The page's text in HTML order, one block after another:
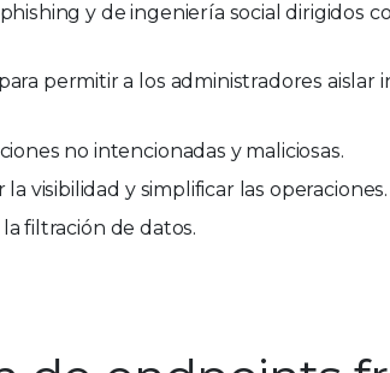
y de ingeniería social dirigidos
permitir a los administradores aislar
no intencionadas y maliciosas.
visibilidad y simplificar las operaciones.
filtración de datos.